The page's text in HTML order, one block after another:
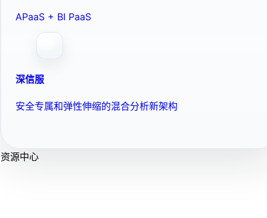
APaaS + BI PaaS
深信服
安全专属和弹性伸缩的混合分析新架构
资源中心